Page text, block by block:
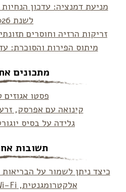
מניעת דמנציה: עדכון
לשנת 2026
זריקות הרזיה וחוסרים
מיתוס הפירות והסוכרת:
מתכונים
פסטו אגוזים
קינואה עם אפרסק,
גלידה על בסיס
תשובות
כיצד ניתן לשמור על הבריאות
אלקטרומגנטית, Wi-Fi, סלולר ועוד